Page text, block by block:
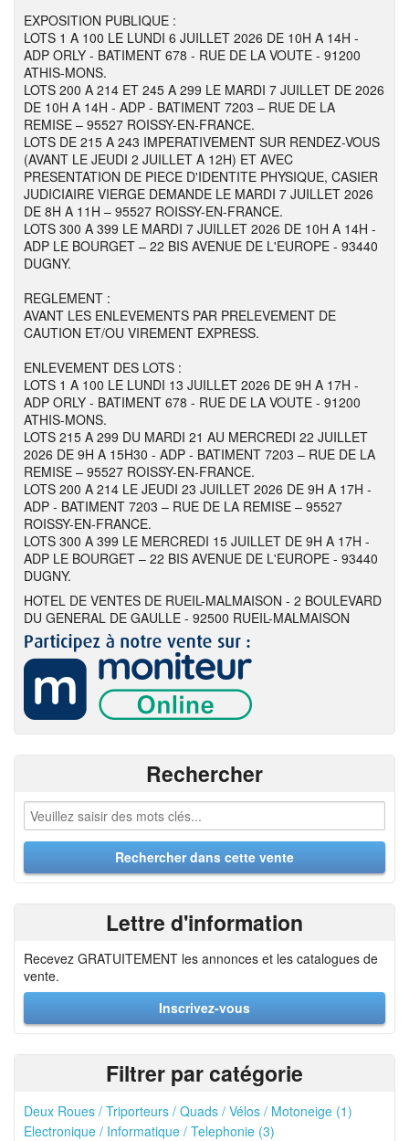
EXPOSITION PUBLIQUE :
LOTS 1 A 100 LE LUNDI 6 JUILLET 2026 DE 10H A 14H -
ADP ORLY - BATIMENT 678 - RUE DE LA VOUTE - 91200
ATHIS-MONS.
LOTS 200 A 214 ET 245 A 299 LE MARDI 7 JUILLET DE 2026
DE 10H A 14H - ADP - BATIMENT 7203 – RUE DE LA
REMISE – 95527 ROISSY-EN-FRANCE.
LOTS DE 215 A 243 IMPERATIVEMENT SUR RENDEZ-VOUS
(AVANT LE JEUDI 2 JUILLET A 12H) ET AVEC
PRESENTATION DE PIECE D'IDENTITE PHYSIQUE, CASIER
JUDICIAIRE VIERGE DEMANDE LE MARDI 7 JUILLET 2026
DE 8H A 11H – 95527 ROISSY-EN-FRANCE.
LOTS 300 A 399 LE MARDI 7 JUILLET 2026 DE 10H A 14H -
ADP LE BOURGET – 22 BIS AVENUE DE L'EUROPE - 93440
DUGNY.
REGLEMENT :
AVANT LES ENLEVEMENTS PAR PRELEVEMENT DE
CAUTION ET/OU VIREMENT EXPRESS.
ENLEVEMENT DES LOTS :
LOTS 1 A 100 LE LUNDI 13 JUILLET 2026 DE 9H A 17H -
ADP ORLY - BATIMENT 678 - RUE DE LA VOUTE - 91200
ATHIS-MONS.
LOTS 215 A 299 DU MARDI 21 AU MERCREDI 22 JUILLET
2026 DE 9H A 15H30 - ADP - BATIMENT 7203 – RUE DE LA
REMISE – 95527 ROISSY-EN-FRANCE.
LOTS 200 A 214 LE JEUDI 23 JUILLET 2026 DE 9H A 17H -
ADP - BATIMENT 7203 – RUE DE LA REMISE – 95527
ROISSY-EN-FRANCE.
LOTS 300 A 399 LE MERCREDI 15 JUILLET DE 9H A 17H -
ADP LE BOURGET – 22 BIS AVENUE DE L'EUROPE - 93440
DUGNY.
HOTEL DE VENTES DE RUEIL-MALMAISON - 2 BOULEVARD
DU GENERAL DE GAULLE - 92500 RUEIL-MALMAISON
Rechercher
Lettre d'information
Recevez GRATUITEMENT les annonces et les catalogues de
vente.
Inscrivez-vous
Filtrer par catégorie
Deux Roues / Triporteurs / Quads / Vélos / Motoneige (1)
Electronique / Informatique / Telephonie (3)